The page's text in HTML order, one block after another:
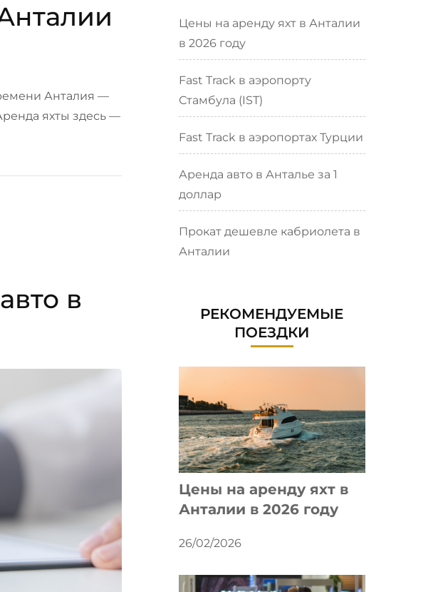
Анталия —
яхты здесь —
в
Цены на аренду яхт в Анталии
в 2026 году
Fast Track в аэропорту
Стамбула (IST)
Fast Track в аэропортах Турции
Аренда авто в Анталье за 1
доллар
Прокат дешевле кабриолета в
Анталии
РЕКОМЕНДУЕМЫЕ
ПОЕЗДКИ
Цены на аренду яхт в
Анталии в 2026 году
26/02/2026